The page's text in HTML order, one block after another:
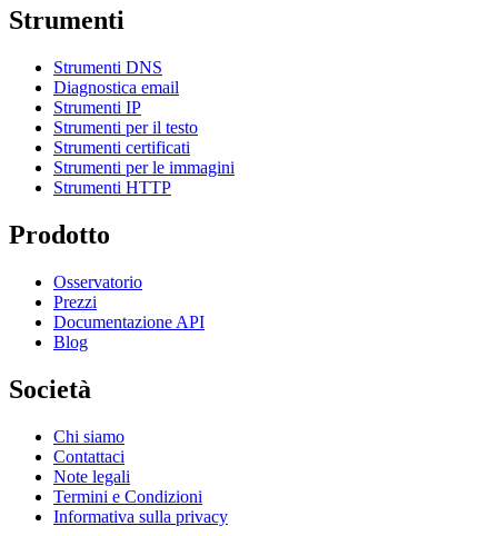
Strumenti
Strumenti DNS
Diagnostica email
Strumenti IP
Strumenti per il testo
Strumenti certificati
Strumenti per le immagini
Strumenti HTTP
Prodotto
Osservatorio
Prezzi
Documentazione API
Blog
Società
Chi siamo
Contattaci
Note legali
Termini e Condizioni
Informativa sulla privacy